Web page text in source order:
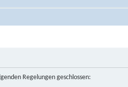
Regelungen geschlossen: